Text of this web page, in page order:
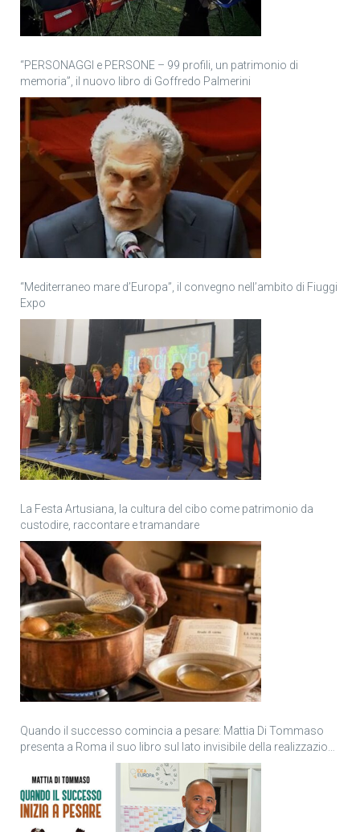
“PERSONAGGI e PERSONE – 99 profili, un patrimonio di
memoria”, il nuovo libro di Goffredo Palmerini
“Mediterraneo mare d’Europa”, il convegno nell’ambito di Fiuggi
Expo
La Festa Artusiana, la cultura del cibo come patrimonio da
custodire, raccontare e tramandare
Quando il successo comincia a pesare: Mattia Di Tommaso
presenta a Roma il suo libro sul lato invisibile della realizzazione